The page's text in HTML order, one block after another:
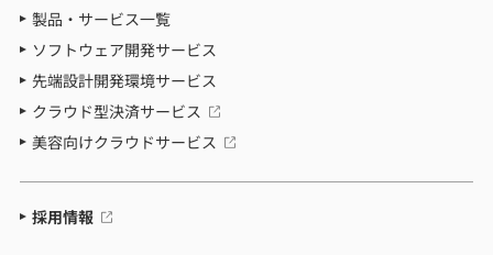
製品・サービス一覧
ソフトウェア開発サービス
先端設計開発環境サービス
クラウド型決済サービス
美容向けクラウドサービス
採用情報